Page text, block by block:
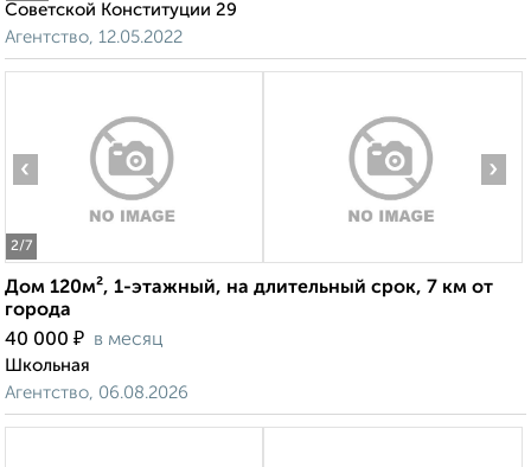
Советской Конституции 29
Агентство, 12.05.2022
2/7
‹ ›
Дом 120м², 1-этажный, на длительный срок, 7 км от
города
40 000 ₽ в месяц
Школьная
Агентство, 06.08.2026